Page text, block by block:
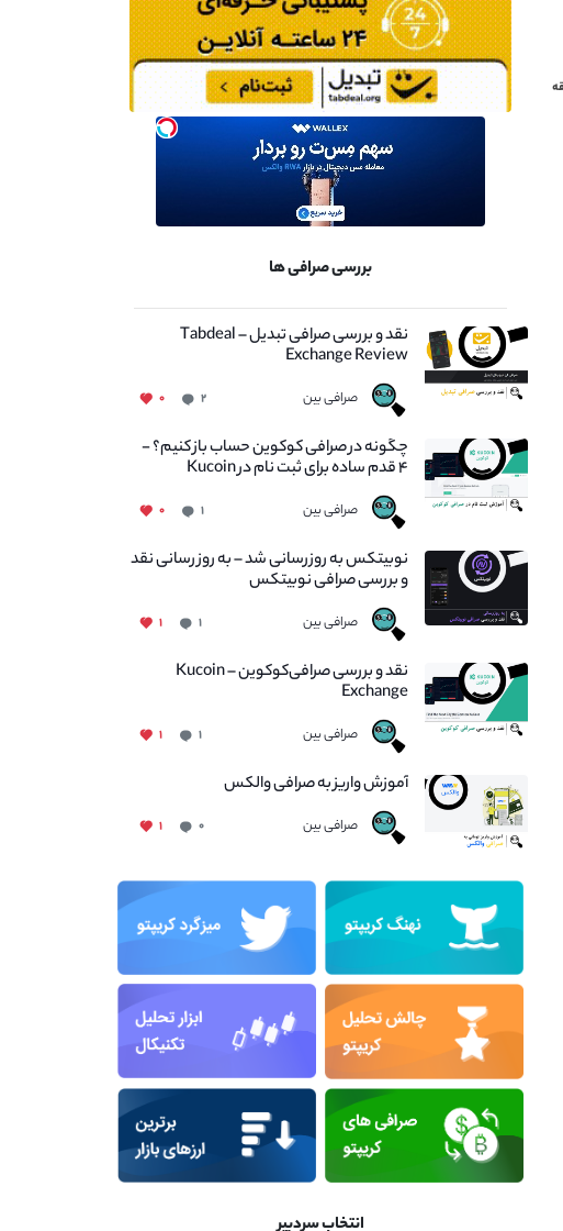
بررسی صرافی ها
نقد و بررسی صرافی تبدیل – Tabdeal
Exchange Review
صرافی بین ۲ ۰
چگونه در صرافی کوکوین حساب باز کنیم؟ -
۴ قدم ساده برای ثبت نام در Kucoin
صرافی بین ۱ ۰
نوبیتکس به روزرسانی شد – به روز رسانی نقد
و بررسی صرافی نوبیتکس
صرافی بین ۱ ۱
نقد و بررسی صرافی‌کوکوین – Kucoin
Exchange
صرافی بین ۱ ۱
آموزش واریز به صرافی والکس
صرافی بین ۰ ۱
انتخاب سردبیر